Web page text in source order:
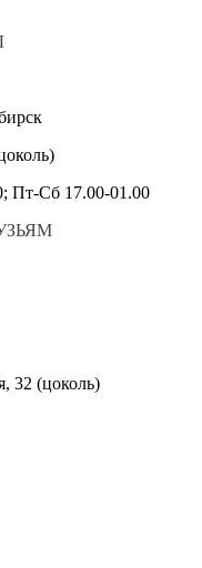
Пт-Сб 17.00-01.00
32 (цоколь)